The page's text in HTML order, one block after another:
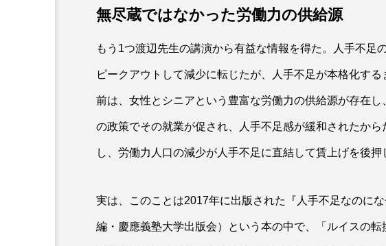
無尽蔵ではなかった労働力の供給源
もう1つ渡辺先生の講演から有益な情報を得た。人手不足
ピークアウトして減少に転じたが、人手不足が本格化す
前は、女性とシニアという豊富な労働力の供給源が存在
の政策でその就業が促され、人手不足感が緩和されたか
し、労働力人口の減少が人手不足に直結して賃上げを後押
実は、このことは2017年に出版された『人手不足なのに
編・慶應義塾大学出版会）という本の中で、「ルイスの